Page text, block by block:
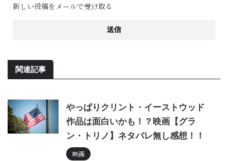
新しい投稿をメールで受け取る
関連記事
やっぱりクリント・イーストウッド
作品は面白いかも！？映画【グラ
ン・トリノ】ネタバレ無し感想！！
映画